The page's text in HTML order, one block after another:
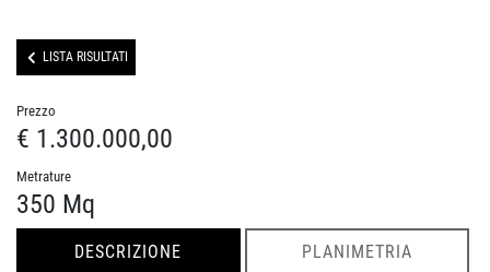
LISTA RISULTATI
Prezzo
€ 1.300.000,00
Metrature
350 Mq
DESCRIZIONE PLANIMETRIA